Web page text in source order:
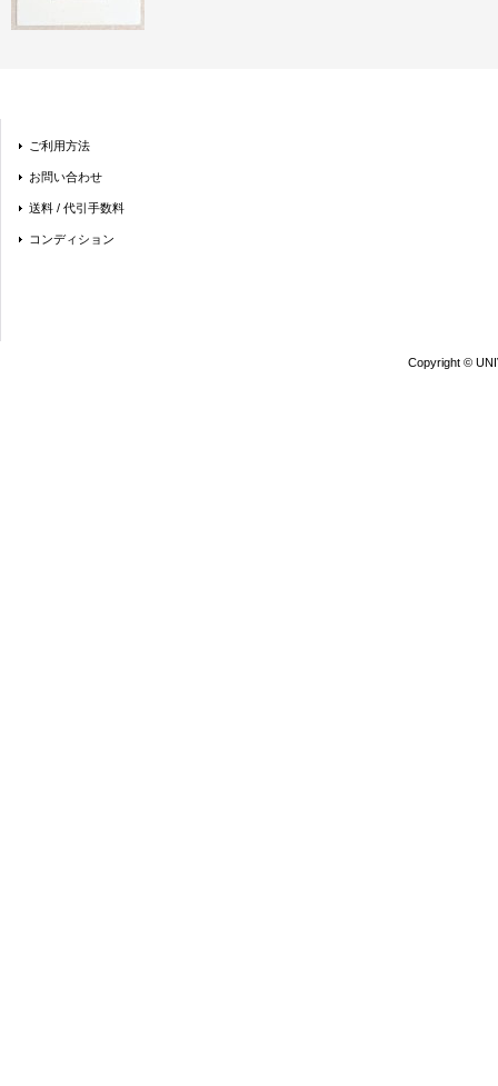
ご利用方法
お問い合わせ
送料 / 代引手数料
コンディション
Copyright ©